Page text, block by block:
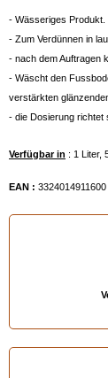
- Wässeriges Produkt.
- Zum Verdünnen in
- nach dem Auftragen
- Wäscht den
verstärkten
- die Dosierung richtet
Verfügbar in : 1 Liter,
EAN : 3324014911600